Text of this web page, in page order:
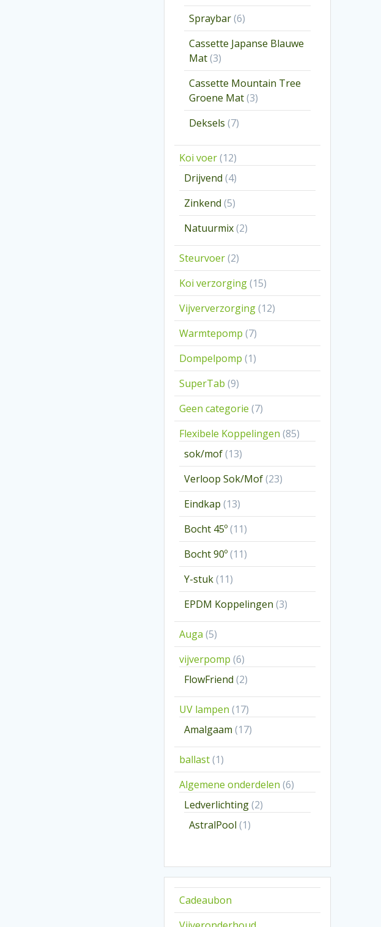
producten
Spraybar 66
producten
Cassette Japanse Blauwe
Mat 33
producten
Cassette Mountain Tree
Groene Mat 33
producten
Deksels 77
Koi voer 1212
producten
Drijvend 44
producten
Zinkend 55
producten
Natuurmix 22
producten
Steurvoer 22
producten
Koi verzorging 1515
producten
Vijververzorging 1212
producten
Warmtepomp 77
producten
Dompelpomp 11
product
SuperTab 99
producten
Geen categorie 77
producten
Flexibele Koppelingen 8585
sok/mof 1313
producten
Verloop Sok/Mof 2323
producten
Eindkap 1313
producten
Bocht 45º 1111
producten
Bocht 90º 1111
producten
Y-stuk 1111
producten
EPDM Koppelingen 33
producten
Auga 55
producten
vijverpomp 66
producten
FlowFriend 22
producten
UV lampen 1717
producten
Amalgaam 1717
producten
ballast 11
product
Algemene onderdelen 66
Ledverlichting 22
AstralPool 11
Cadeaubon